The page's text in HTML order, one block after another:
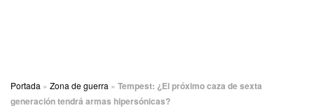
Portada » Zona de guerra » Tempest: ¿El próximo caza de sexta
generación tendrá armas hipersónicas?